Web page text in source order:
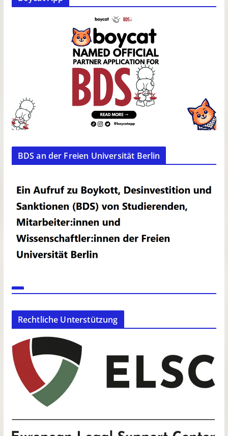
BDS an der Freien Universität Berlin
Rechtliche Unterstützung